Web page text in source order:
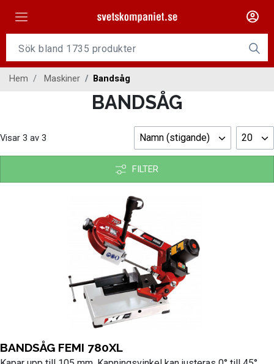
Slangpaket
Kap/Slip
Hem Maskiner Bandsåg
BANDSÅG
Visar 3 av 3 Namn (stigande) 20
FILTER
BANDSÅG FEMI 780XL